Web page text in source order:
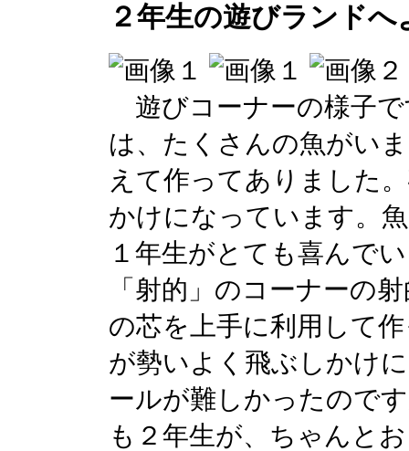
２年生の遊びランド
遊びコーナーの様子
は、たくさんの魚がい
えて作ってありました
かけになっています。
１年生がとても喜んで
「射的」のコーナーの
の芯を上手に利用して
が勢いよく飛ぶしかけ
ールが難しかったので
も２年生が、ちゃんと